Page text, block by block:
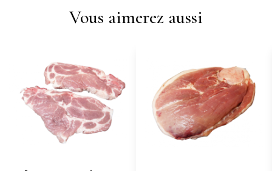
Vous aimerez aussi